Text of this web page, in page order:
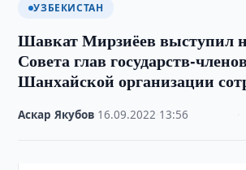
УЗБЕКИСТАН
Шавкат Мирзиёев выступил
Совета глав государств-
Шанхайской организации
Аскар Якубов 16.09.2022 13:56